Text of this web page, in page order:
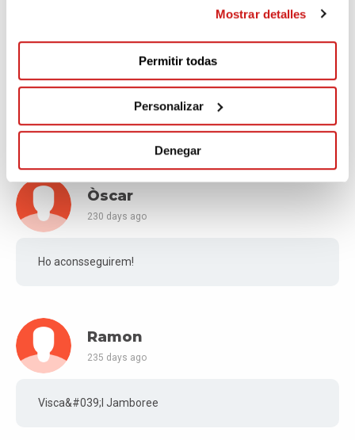
Mostrar detalles
Permitir todas
Personalizar
Denegar
Guillermo
Òscar
230 days ago
Ho aconsseguirem!
Ramon
235 days ago
Visca&#039;l Jamboree